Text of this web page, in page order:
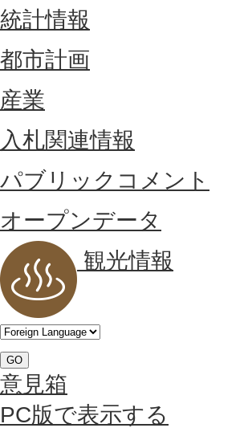
統計情報
都市計画
産業
入札関連情報
パブリックコメント
オープンデータ
観光情報
GO
意見箱
PC版で表示する